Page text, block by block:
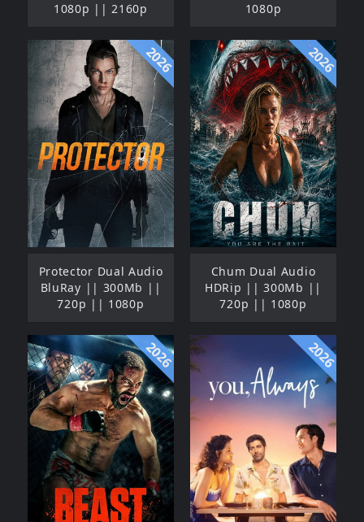
1080p || 2160p 1080p
2026
Protector Dual Audio
BluRay || 300Mb ||
720p || 1080p
2026
Chum Dual Audio
HDRip || 300Mb ||
720p || 1080p
2026 2026